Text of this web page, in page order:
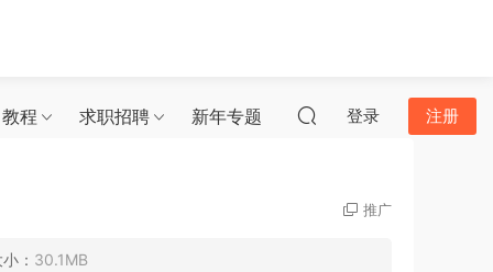
程 求职招聘 新年专题 登录 注册
推广
： 30.1MB